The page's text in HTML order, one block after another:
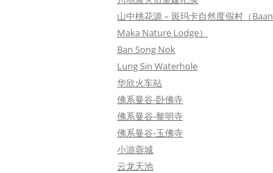
山中桃花源 – 斑玛卡自然度假村（Baan
Maka Nature Lodge）
Ban Song Nok
Lung Sin Waterhole
华欣火车站
佛系曼谷-卧佛寺
佛系曼谷-黎明寺
佛系曼谷-玉佛寺
小游蓉城
云龙天池